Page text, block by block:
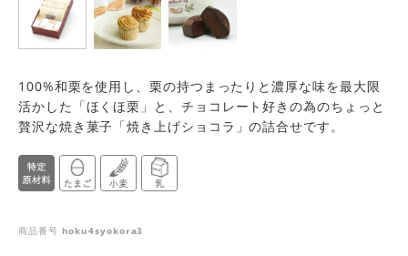
100%和栗を使用し、栗の持つまったりと濃厚な味を最大限
活かした「ほくほ栗」と、チョコレート好きの為のちょっと
贅沢な焼き菓子「焼き上げショコラ」の詰合せです。
商品番号 hoku4syokora3